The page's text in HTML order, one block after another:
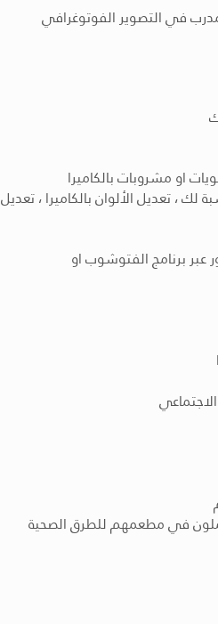
في التصوير الفوتوغرافي
، تعديل الألوان بالكاميرا ، تعديل
برنامج الفتوشوب او
في مطعمهم للطرق الصحية